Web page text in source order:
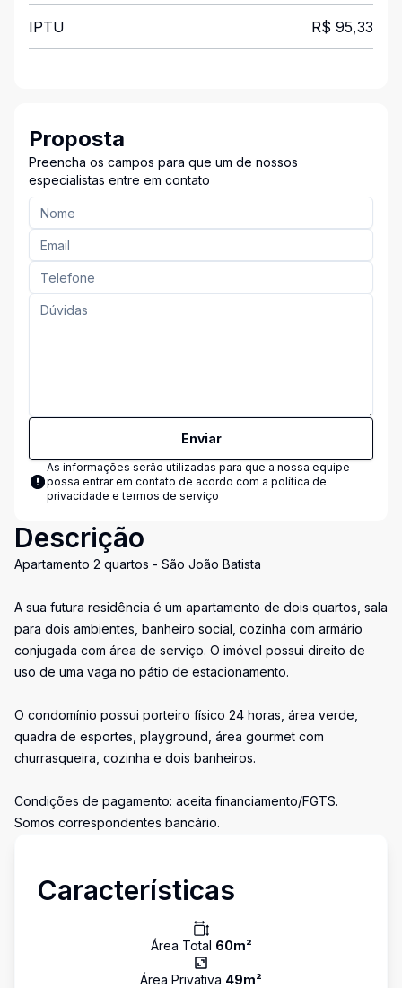
IPTU R$ 95,33
Proposta
Preencha os campos para que um de nossos
especialistas entre em contato
Enviar
As informações serão utilizadas para que a nossa equipe
possa entrar em contato de acordo com a política de
privacidade e termos de serviço
Descrição
Apartamento 2 quartos - São João Batista
A sua futura residência é um apartamento de dois quartos, sala
para dois ambientes, banheiro social, cozinha com armário
conjugada com área de serviço. O imóvel possui direito de
uso de uma vaga no pátio de estacionamento.
O condomínio possui porteiro físico 24 horas, área verde,
quadra de esportes, playground, área gourmet com
churrasqueira, cozinha e dois banheiros.
Condições de pagamento: aceita financiamento/FGTS.
Somos correspondentes bancário.
Características
Área Total 60m²
Área Privativa 49m²